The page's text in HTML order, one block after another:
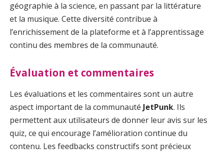
géographie à la science, en passant par la littérature
et la musique. Cette diversité contribue à
l’enrichissement de la plateforme et à l’apprentissage
continu des membres de la communauté.
Évaluation et commentaires
Les évaluations et les commentaires sont un autre
aspect important de la communauté JetPunk. Ils
permettent aux utilisateurs de donner leur avis sur les
quiz, ce qui encourage l’amélioration continue du
contenu. Les feedbacks constructifs sont précieux